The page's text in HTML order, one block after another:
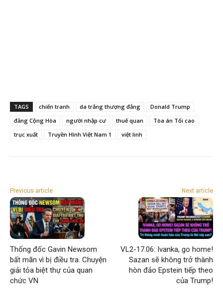
TAGS chiến tranh da trắng thượng đẳng
Donald Trump
đảng Cộng Hòa
người nhập cư thuế quan
Tòa án Tối cao
trục xuất
Truyền Hình Việt Nam 1 việt linh
Previous article
Thống đốc Gavin Newsom
bất mãn vì bị điều tra. Chuyện
giải tỏa biệt thự của quan
chức VN
Next article
VL2-17.06: Ivanka, go home!
Sazan sẽ không trở thành
hòn đảo Epstein tiếp theo
của Trump!